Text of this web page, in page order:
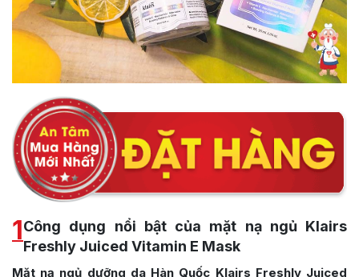
1Công dụng nổi bật của mặt nạ ngủ Klairs
Freshly Juiced Vitamin E Mask
Mặt nạ ngủ dưỡng da Hàn Quốc Klairs Freshly Juiced